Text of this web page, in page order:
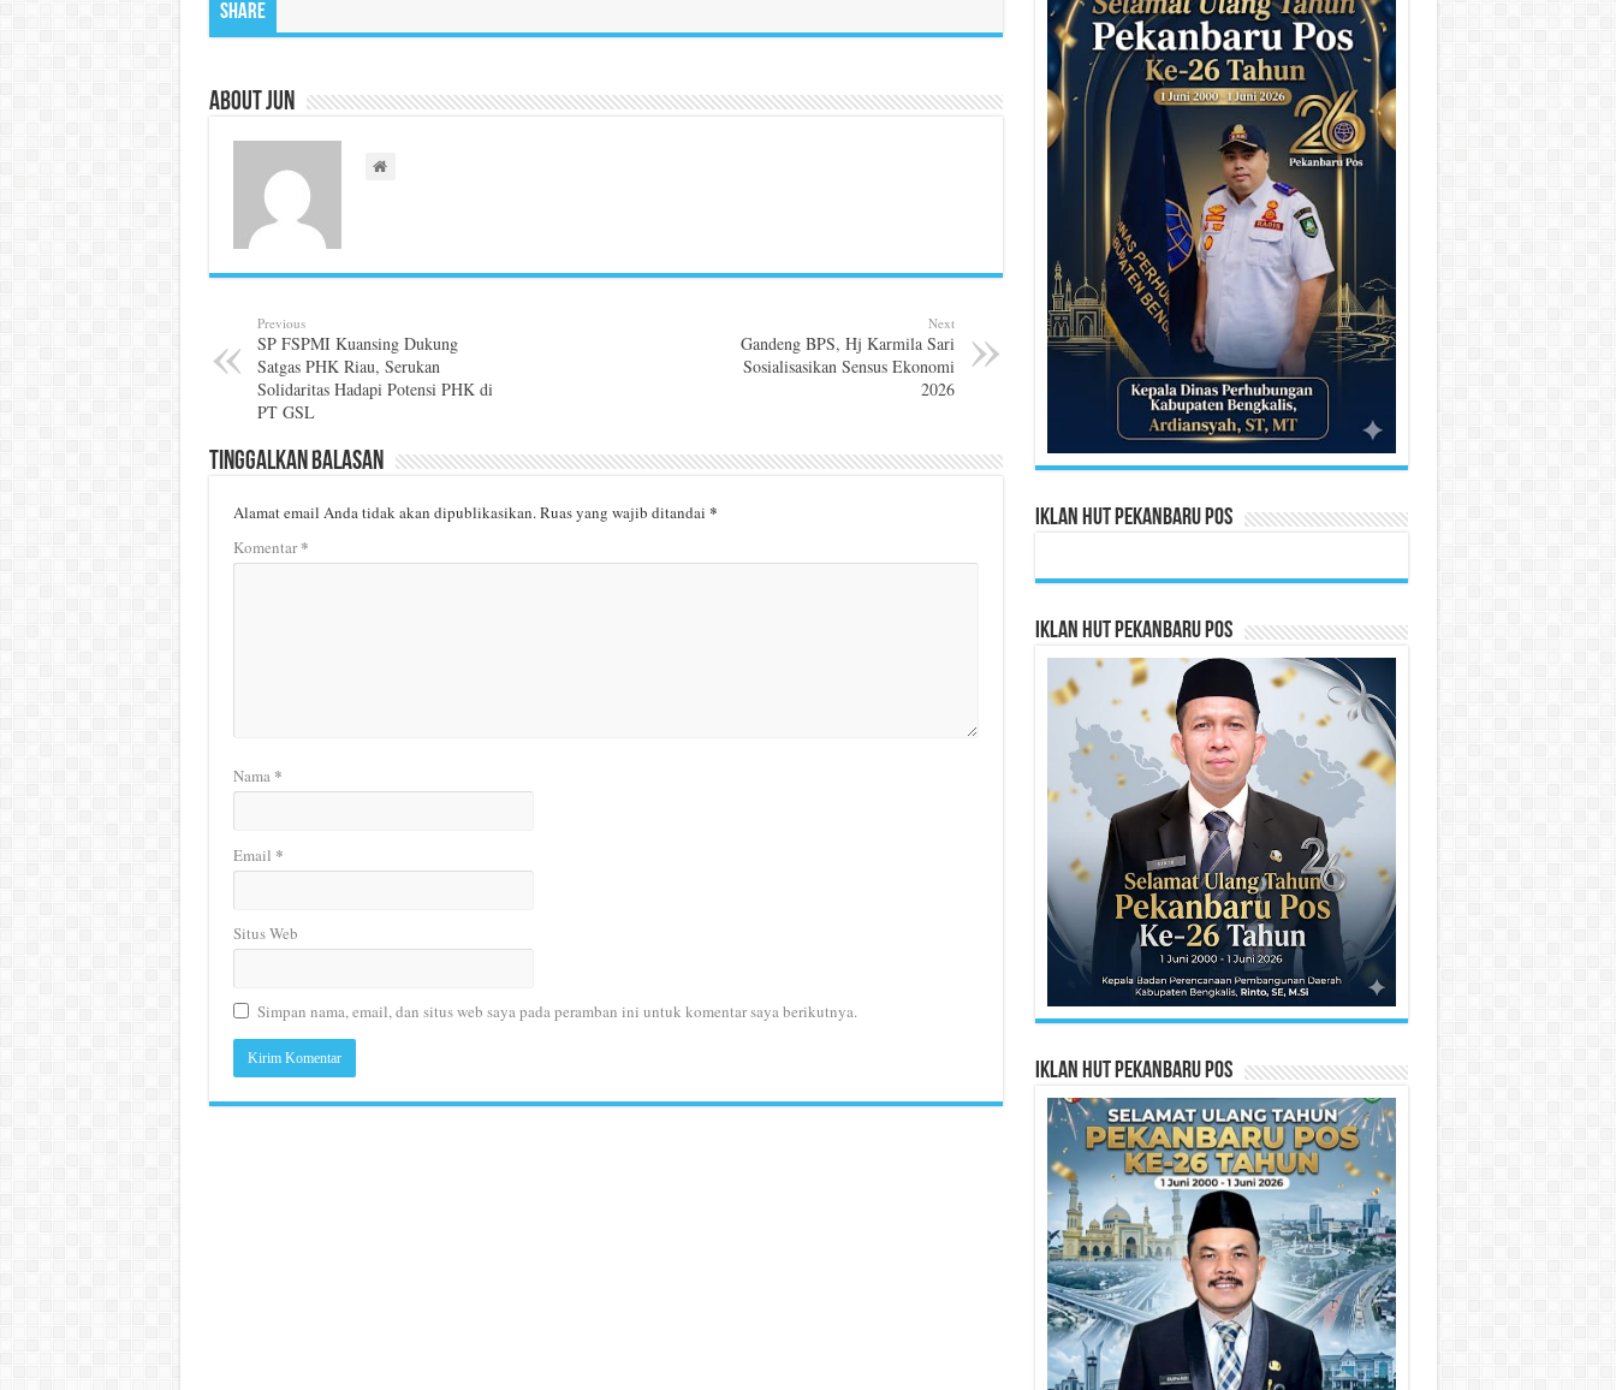
Share
About Jun
Previous
SP FSPMI Kuansing Dukung
Satgas PHK Riau, Serukan
Solidaritas Hadapi Potensi PHK di
PT GSL
Next
Gandeng BPS, Hj Karmila Sari
Sosialisasikan Sensus Ekonomi
2026
Tinggalkan Balasan
Alamat email Anda tidak akan dipublikasikan.Ruas yang wajib ditandai *
Komentar*
Nama *
Email *
Situs Web
Simpan nama, email, dan situs web saya pada peramban ini untuk komentar saya berikutnya.
Iklan HUT Pekanbaru Pos
Iklan HUT Pekanbaru Pos
Iklan HUT Pekanbaru Pos